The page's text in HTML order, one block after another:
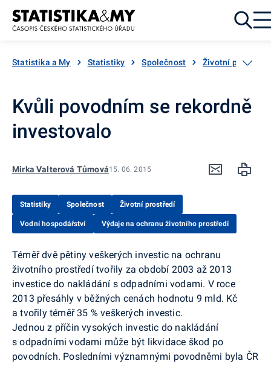
Přejít k obsahu
Statistika a My Statistiky Společnost Životní prostředí
Kvůli povodním se rekordně
investovalo
Mirka Valterová Tůmová15. 06. 2015
Statistiky Společnost Životní prostředí
Vodní hospodářství Výdaje na ochranu životního prostředí
Téměř dvě pětiny veškerých investic na ochranu
životního prostředí tvořily za období 2003 až 2013
investice do nakládání s odpadními vodami. V roce
2013 přesáhly v běžných cenách hodnotu 9 mld. Kč
a tvořily téměř 35 % veškerých investic.
Jednou z příčin vysokých investic do nakládání
s odpadními vodami může být likvidace škod po
povodních. Posledními významnými povodněmi byla ČR